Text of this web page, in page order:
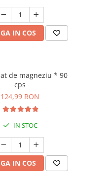
IN COS
de magneziu * 90
cps
124,99 RON
IN STOC
IN COS